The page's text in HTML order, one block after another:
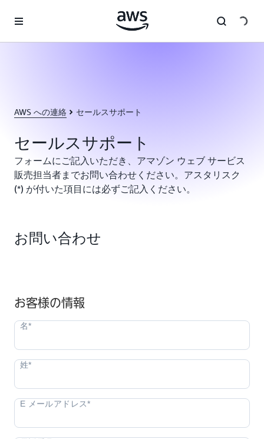
AWS への連絡 セールスサポート
セールスサポート
フォームにご記入いただき、アマゾン ウェブ サービス
販売担当者までお問い合わせください。アスタリスク
(*) が付いた項目には必ずご記入ください。
お問い合わせ
お客様の情報